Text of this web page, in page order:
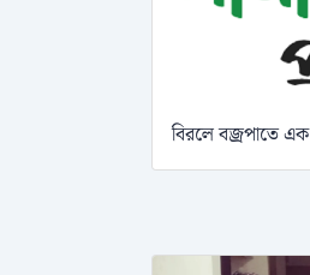
বিরলে বজ্রপাতে